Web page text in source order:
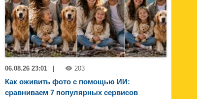
06.08.26 23:01 203
Как оживить фото с помощью ИИ:
сравниваем 7 популярных сервисов